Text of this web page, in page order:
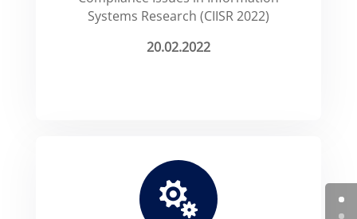
Systems Research (CIISR 2022)
20.02.2022
